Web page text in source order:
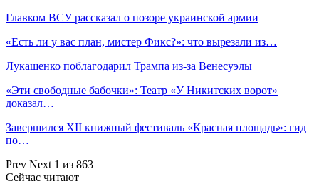
Главком ВСУ рассказал о позоре украинской армии
«Есть ли у вас план, мистер Фикс?»: что вырезали из…
Лукашенко поблагодарил Трампа из-за Венесуэлы
«Эти свободные бабочки»: Театр «У Никитских ворот»
доказал…
Завершился XII книжный фестиваль «Красная площадь»: гид
по…
Prev Next 1 из 863
Сейчас читают